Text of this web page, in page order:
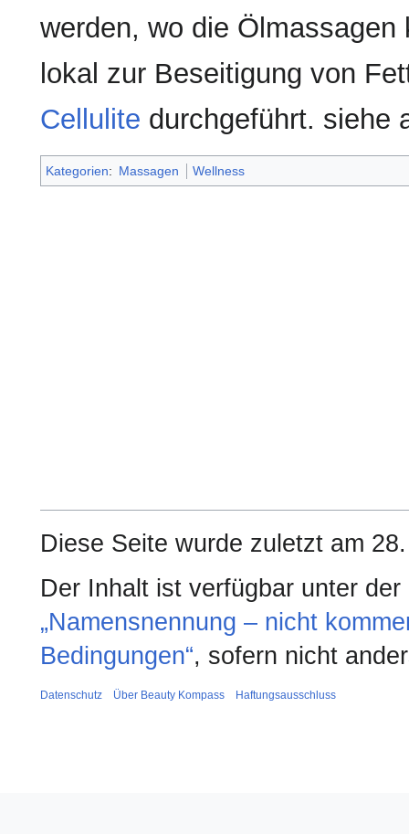
werden, wo die
lokal zur Beseitigung von
Cellulite durchgeführt. siehe
Kategorien: Massagen Wellness
Diese Seite wurde zuletzt am
Der Inhalt ist verfügbar unter
„Namensnennung – nicht
Bedingungen“, sofern nicht
Datenschutz Über Beauty Kompass Haftungsausschluss